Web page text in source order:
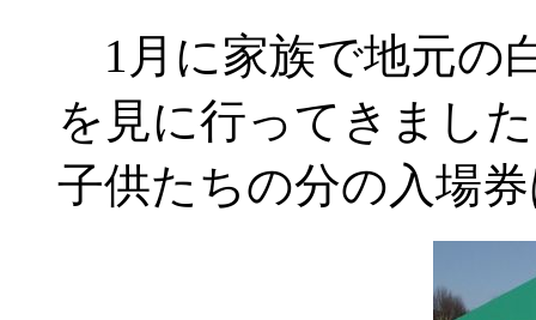
1月に家族で地元の
を見に行ってきまし
子供たちの分の入場